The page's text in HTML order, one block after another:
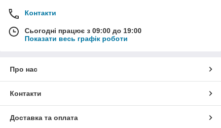
Контакти
Сьогодні працює з 09:00 до 19:00
Показати весь графік роботи
Про нас
Контакти
Доставка та оплата